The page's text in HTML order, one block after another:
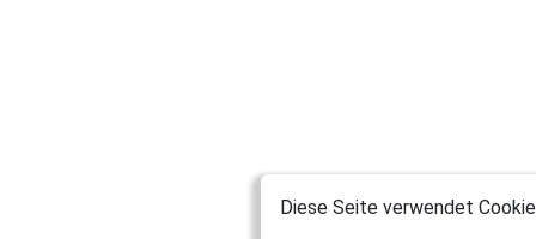
Diese Seite verwendet